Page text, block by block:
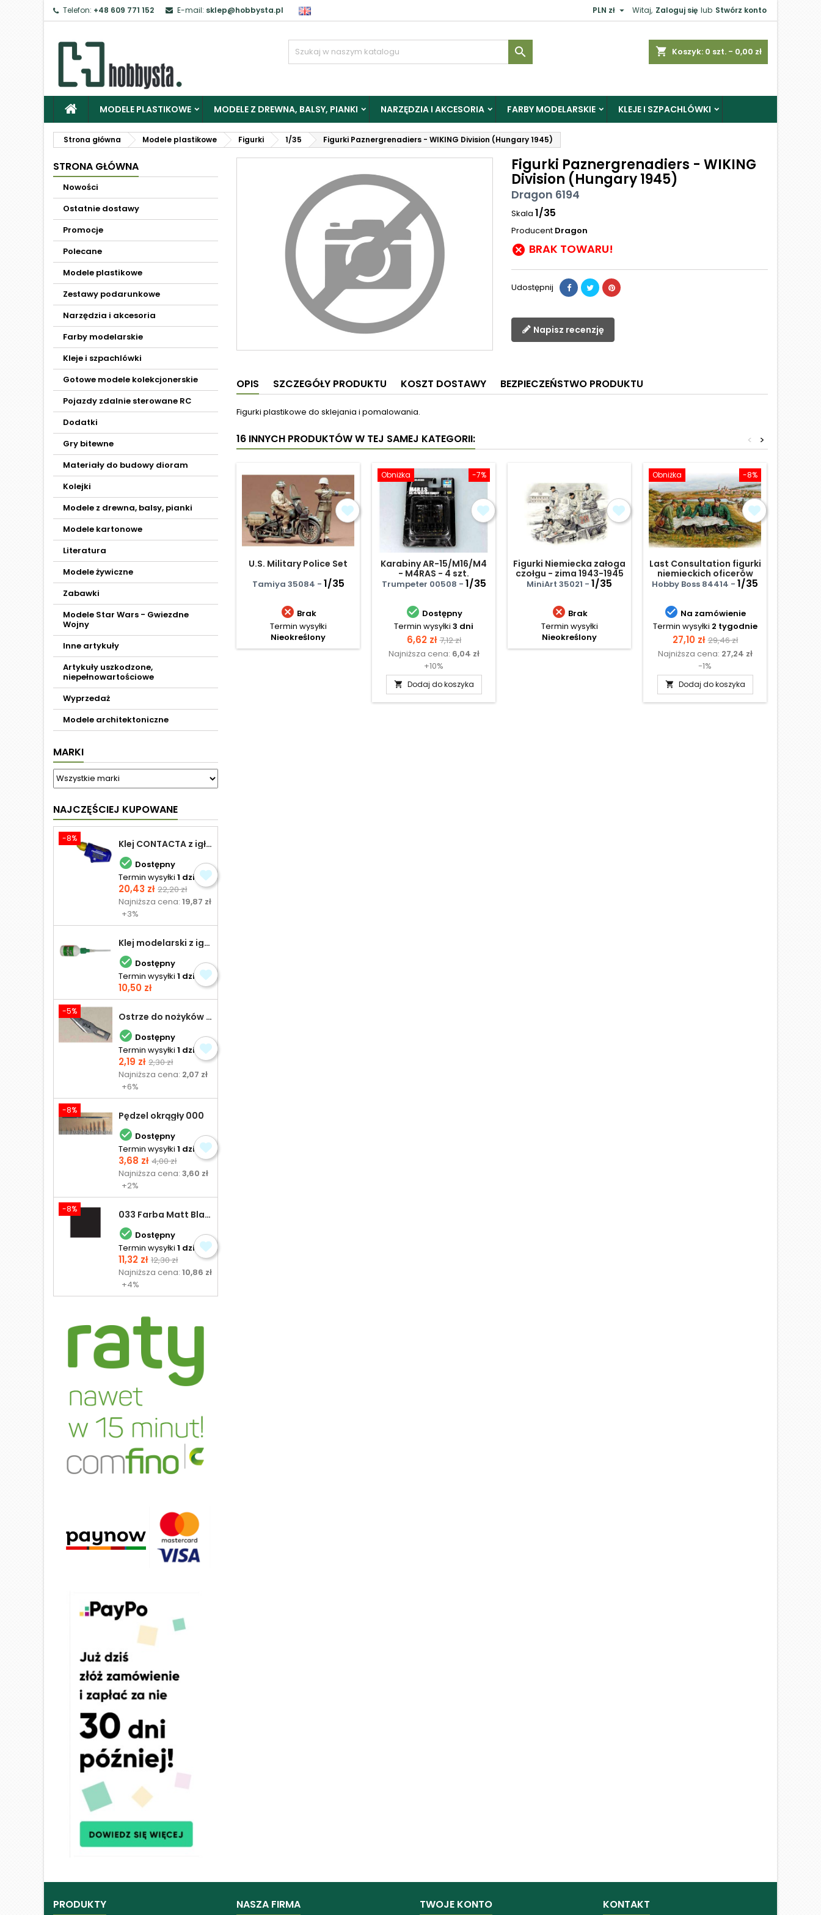
Telefon: +48 609 771 152 E-mail: sklep@hobbysta.pl Witaj, Zaloguj się lub Stwórz konto
PLN zł 
shopping_cart Koszyk: 0 szt. - 0,00 zł

MODELE PLASTIKOWE MODELE Z DREWNA, BALSY, PIANKI NARZĘDZIA I AKCESORIA FARBY MODELARSKIE KLEJE I SZPACHLÓWKI
Strona główna Modele plastikowe Figurki 1/35 Figurki Paznergrenadiers - WIKING Division (Hungary 1945)
STRONA GŁÓWNA
Nowości
Ostatnie dostawy
Promocje
Polecane
Modele plastikowe
Zestawy podarunkowe
Narzędzia i akcesoria
Farby modelarskie
Kleje i szpachlówki
Gotowe modele kolekcjonerskie
Pojazdy zdalnie sterowane RC
Dodatki
Gry bitewne
Materiały do budowy dioram
Kolejki
Modele z drewna, balsy, pianki
Modele kartonowe
Literatura
Modele żywiczne
Zabawki
Modele Star Wars - Gwiezdne
Wojny
Inne artykuły
Artykuły uszkodzone,
niepełnowartościowe
Wyprzedaż
Modele architektoniczne
MARKI
NAJCZĘŚCIEJ KUPOWANE
-8% Klej CONTACTA z igłą do plastiku 25,0 g
 Dostępny
Termin wysyłki 1 dzień
Cena
20,43 zł Cena
podstawowa
22,20 zł
Najniższa cena:19,87 zł
+3%
Klej modelarski z igłą 30 ml
 Dostępny
Termin wysyłki 1 dzień
Cena
10,50 zł
-5% Ostrze do nożyków Excel
 Dostępny
Termin wysyłki 1 dzień
Cena
2,19 zł Cena
podstawowa
2,30 zł
Najniższa cena: 2,07 zł
+6%
-8% Pędzel okrągły 000
 Dostępny
Termin wysyłki 1 dzień
Cena
3,68 zł Cena
podstawowa
4,00 zł
Najniższa cena:3,60 zł
+2%
-8% 033 Farba Matt Black - olejna
 Dostępny
Termin wysyłki 1 dzień
Cena
11,32 zł Cena
podstawowa
12,30 zł
Najniższa cena:10,86 zł
+4%
Figurki Paznergrenadiers - WIKING
Division (Hungary 1945)
Dragon 6194
Skala 1/35
Producent Dragon
 BRAK TOWARU!
Udostępnij
Napisz recenzję
OPIS SZCZEGÓŁY PRODUKTU KOSZT DOSTAWY BEZPIECZEŃSTWO PRODUKTU
Figurki plastikowe do sklejania i pomalowania.
16 INNYCH PRODUKTÓW W TEJ SAMEJ KATEGORII: >
<
U.S. Military Police Set
Tamiya 35084 - 1/35
 Brak
Termin wysyłki
Nieokreślony
-7%
Obniżka
Karabiny AR-15/M16/M4
- M4RAS - 4 szt.
Trumpeter 00508 - 1/35
 Dostępny
Termin wysyłki 3 dni
Cena
6,62 zł Cena
podstawowa
7,12 zł
Najniższa cena: 6,04 zł
+10%
 Dodaj do koszyka
Figurki Niemiecka załoga
czołgu - zima 1943-1945
MiniArt 35021 - 1/35
 Brak
Termin wysyłki
Nieokreślony
-8%
Obniżka
Last Consultation figurki
niemieckich oficerów
Hobby Boss 84414 - 1/35
 Na zamówienie
Termin wysyłki 2 tygodnie
Cena
27,10 zł Cena
podstawowa
29,46 zł
Najniższa cena: 27,24 zł
-1%
 Dodaj do koszyka
PRODUKTY NASZA FIRMA TWOJE KONTO KONTAKT